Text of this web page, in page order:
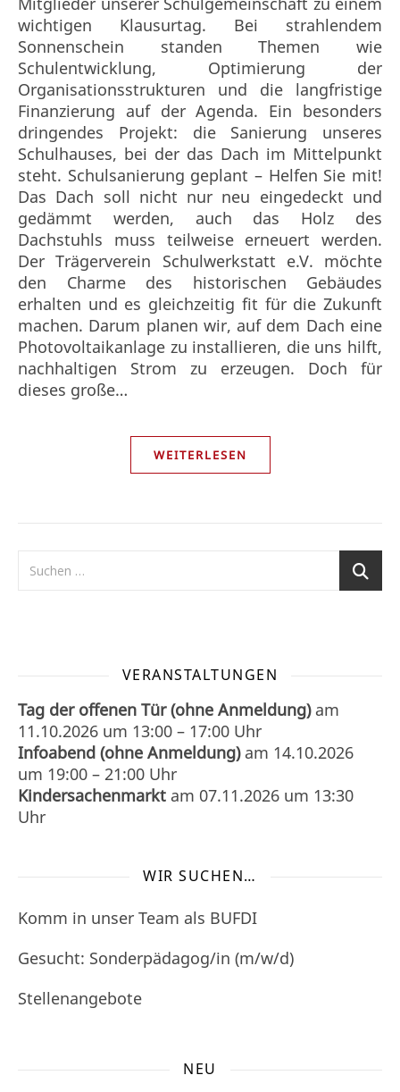
wichtigen Klausurtag. Bei strahlendem
Sonnenschein standen Themen wie
Schulentwicklung, Optimierung der
Organisationsstrukturen und die langfristige
Finanzierung auf der Agenda. Ein besonders
dringendes Projekt: die Sanierung unseres
Schulhauses, bei der das Dach im Mittelpunkt
steht. Schulsanierung geplant – Helfen Sie mit!
Das Dach soll nicht nur neu eingedeckt und
gedämmt werden, auch das Holz des
Dachstuhls muss teilweise erneuert werden.
Der Trägerverein Schulwerkstatt e.V. möchte
den Charme des historischen Gebäudes
erhalten und es gleichzeitig fit für die Zukunft
machen. Darum planen wir, auf dem Dach eine
Photovoltaikanlage zu installieren, die uns hilft,
nachhaltigen Strom zu erzeugen. Doch für
dieses große…
WEITERLESEN
VERANSTALTUNGEN
Tag der offenen Tür (ohne Anmeldung)am
11.10.2026 um 13:00 – 17:00 Uhr
Infoabend (ohne Anmeldung)am 14.10.2026
um 19:00 – 21:00 Uhr
Kindersachenmarkt am 07.11.2026 um 13:30
Uhr
WIR SUCHEN…
Komm in unser Team als BUFDI
Gesucht: Sonderpädagog/in (m/w/d)
Stellenangebote
NEU